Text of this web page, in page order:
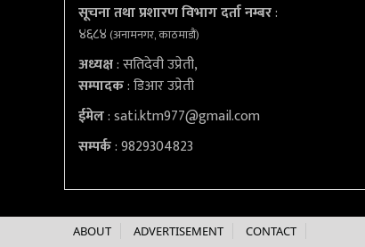
सूचना तथा प्रशारण विभाग दर्ता नम्बर:
४६८४(अनामनगर, काठमाडौं)
अध्यक्ष: सतिदेवी उप्रेती,
सम्पादक: डिआर उप्रेती
ईमेल:sati.ktm977@gmail.com
सम्पर्क: 9829304823
ABOUT ADVERTISEMENT CONTACT